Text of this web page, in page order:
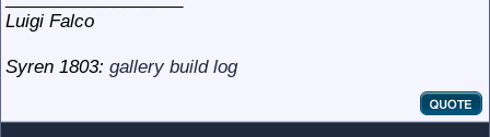
Luigi Falco
Syren 1803: gallery build log